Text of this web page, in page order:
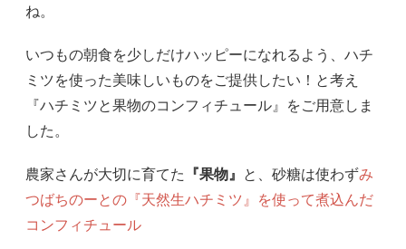
ね。
いつもの朝食を少しだけハッピーになれるよう、ハチ
ミツを使った美味しいものをご提供したい！と考え
『ハチミツと果物のコンフィチュール』をご用意しま
した。
農家さんが大切に育てた 『果物』 と、砂糖は使わずみ
つばちのーとの『天然生ハチミツ』を使って煮込んだ
コンフィチュール